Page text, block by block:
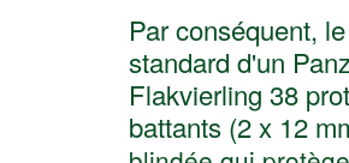
Par conséquent,
standard d'un
Flakvierling 38
battants (2 x 12